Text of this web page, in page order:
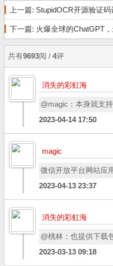
上一篇: StupidOCR开源验证
下一篇: 火爆全球的ChatGPT
共有9693阅 / 4评
消失的彩虹海
@magic：本身就支持
2023-04-14 17:50
magic
微信开放平台网站应
2023-04-13 23:37
消失的彩虹海
@桃林：也提供下载
2023-03-13 09:18